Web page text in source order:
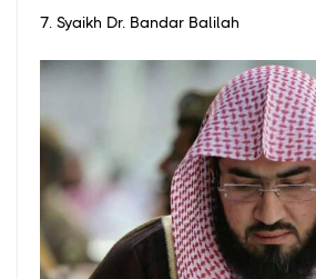
7. Syaikh Dr. Bandar Balilah